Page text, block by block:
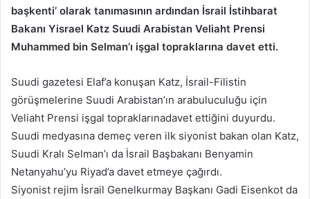
başkenti’ olarak tanımasının ardından İsrail İstihbarat
Bakanı Yisrael Katz Suudi Arabistan Veliaht Prensi
Muhammed bin Selman’ı işgal topraklarına davet etti.
Suudi gazetesi Elaf’a konuşan Katz, İsrail-Filistin
görüşmelerine Suudi Arabistan’ın arabuluculuğu için
Veliaht Prensi işgal topraklarınadavet ettiğini duyurdu.
Suudi medyasına demeç veren ilk siyonist bakan olan Katz,
Suudi Kralı Selman’ı da İsrail Başbakanı Benyamin
Netanyahu’yu Riyad’a davet etmeye çağırdı.
Siyonist rejim İsrail Genelkurmay Başkanı Gadi Eisenkot da